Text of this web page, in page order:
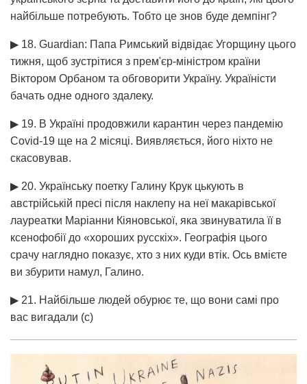
найбільше потребують. Тобто це знов буде демпінг?
▶ 18. Guardian: Папа Римський відвідає Угорщину цього
тижня, щоб зустрітися з прем'єр-міністром країни
Віктором Орбаном та обговорити Україну. Україністи
бачать одне одного здалеку.
▶ 19. В Україні продовжили карантин через пандемію
Covid-19 ще на 2 місяці. Виявляється, його ніхто не
скасовував.
▶ 20. Українську поетку Галину Крук цькують в
австрійській пресі після наклепу на неї макарівської
лауреатки Маріанни Кіяновської, яка звинуватила її в
ксенофобії до «хороших русскіх». Географія цього
срачу наглядно показує, хто з них куди втік. Ось вмієте
ви збурити намул, Галино.
▶ 21. Найбільше людей обурює те, що вони самі про
вас вигадали (с)